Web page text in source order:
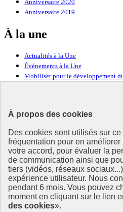
À propos des cookies
Des cookies sont utilisés sur
fréquentation pour en
votre accord, pour évaluer la
de communication ainsi que
tiers (vidéos, réseaux
expérience utilisateur. Nous
pendant 6 mois. Vous pouvez
moment en cliquant sur le lien
des cookies».
Anniversaire 2020
Anniversaire 2019
À la une
Actualités à la Une
Événements à la Une
Mobiliser pour le développement
Ressources
Ressources
La Méth’ODD
Gouvernement
Ce site propose l’information de
2030 et la feuille de route de la
tous les acteurs.